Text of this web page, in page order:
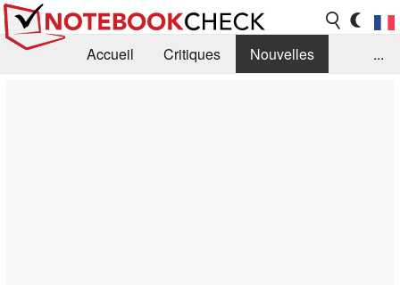
Accueil Critiques
Nouvelles
...